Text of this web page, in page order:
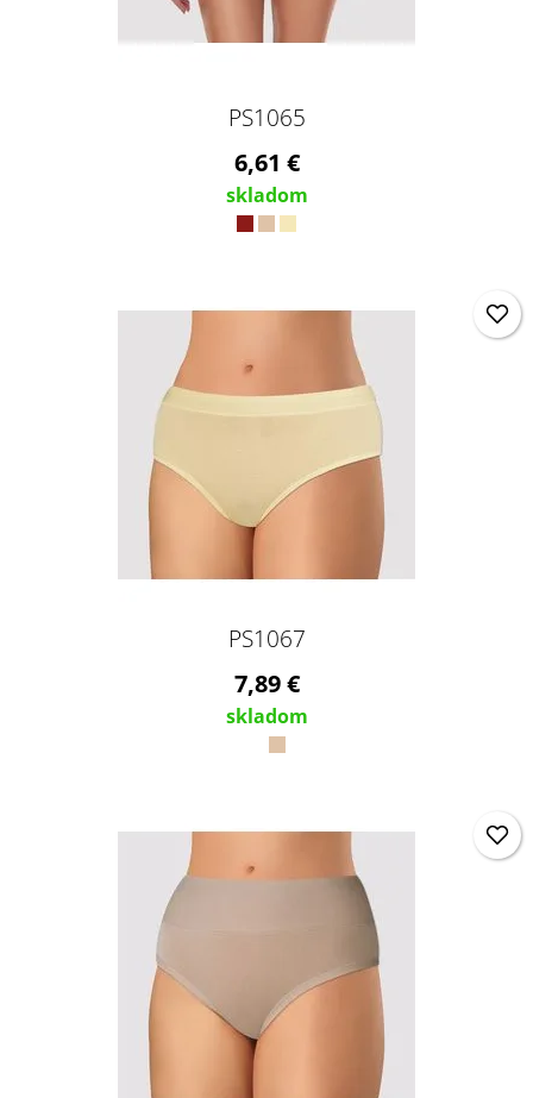
PS1065
6,61 €
skladom
PS1067
7,89 €
skladom